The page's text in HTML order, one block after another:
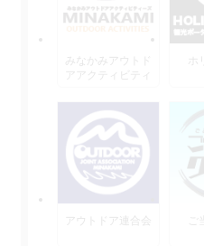
みなかみアウトド
アアクティビティ
アウトドア連合会